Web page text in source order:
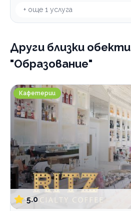
+ още 1 услуга
Други близки обекти
"Образование"
The RITZ Specialty Coffee
Кафетерии
5.0